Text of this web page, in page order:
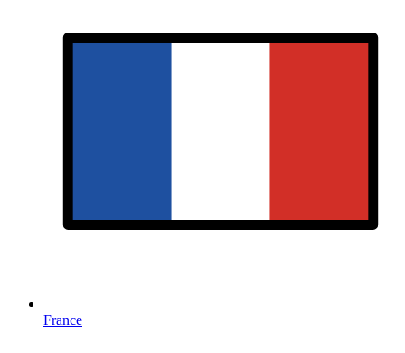
France